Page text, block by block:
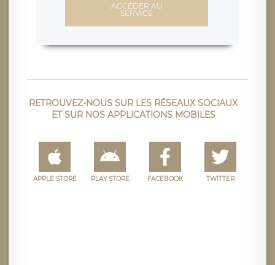
ACCÉDER AU
SERVICE
RETROUVEZ-NOUS SUR LES RÉSEAUX SOCIAUX
ET SUR NOS APPLICATIONS MOBILES
APPLE STORE PLAY STORE FACEBOOK TWITTER